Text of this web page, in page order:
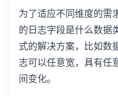
为了适应不同维度的需
的日志字段是什么数据
式的解决方案，比如数
志可以任意宽，具有任
间变化。